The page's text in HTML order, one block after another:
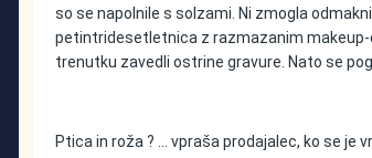
so se napolnile s solzami. Ni zmogla
petintridesetletnica z razmazanim makeup-
trenutku zavedli ostrine gravure. Nato se
Ptica in roža ? … vpraša prodajalec, ko se je